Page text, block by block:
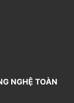
NGHỆ TOÀN